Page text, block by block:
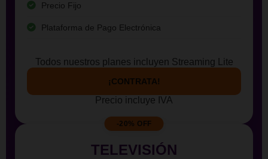
Precio Fijo
Plataforma de Pago Electrónica
Todos nuestros planes incluyen Streaming Lite
¡CONTRATA!
Precio incluye IVA
-20% OFF
TELEVISIÓN